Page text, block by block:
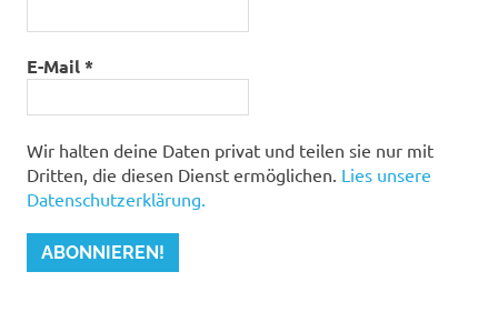
E-Mail*
Wir halten deine Daten privat und teilen sie nur mit
Dritten, die diesen Dienst ermöglichen. Lies unsere
Datenschutzerklärung.